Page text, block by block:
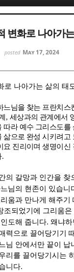
변화로 나아가
posted May 17, 2024
로 나아가는 삶의 태
느님을 찾는 프란치스
, 세상과의 관계에서
따라 예수 그리스도를
삶으로 완성 시키려고
요 진리이며 생명이신
.
의 갈망과 인간을 찾
님의 현존이 있습니
움과 만나게 해주기
조되었기에 그리움
도해 줍니다.왜냐
력으로 끌어당기기
님 안에서만 끝이 납
리를 끌어당기시는
니다.
스케
스케
스케
스케